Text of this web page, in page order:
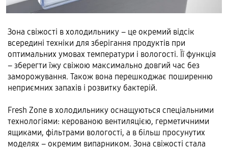
Зона свіжості в холодильнику – це окремий відсік
всередині техніки для зберігання продуктів при
оптимальних умовах температури і вологості. Її функція
– зберегти їжу свіжою максимально довгий час без
заморожування. Також вона перешкоджає поширенню
неприємних запахів і розвитку бактерій.
Fresh Zone в холодильнику оснащуються спеціальними
технологіями: керованою вентиляцією, герметичними
ящиками, фільтрами вологості, а в більш просунутих
моделях – окремим випарником. Зона свіжості стала